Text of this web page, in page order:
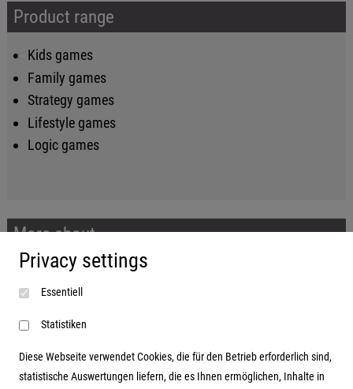
Product range
Kids games
Family games
Strategy games
Lifestyle games
Logic games
More about...
Imprint
Terms and conditions
Data protection
Privacy settings
Essentiell
Statistiken
Diese Webseite verwendet Cookies, die für den Betrieb erforderlich sind,
statistische Auswertungen liefern, die es Ihnen ermöglichen, Inhalte in